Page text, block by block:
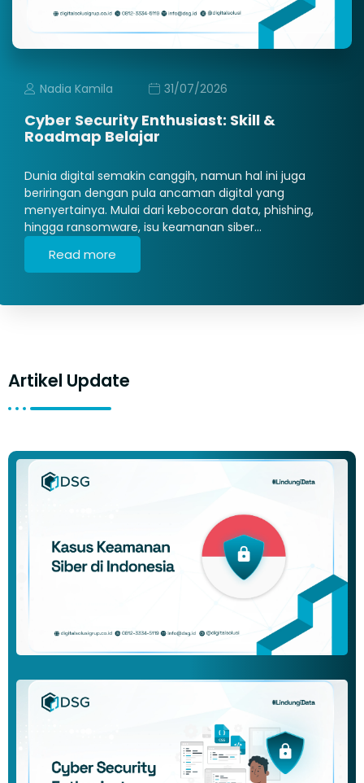
Nadia Kamila 31/07/2026
Cyber Security Enthusiast: Skill &
Roadmap Belajar
Dunia digital semakin canggih, namun hal ini juga
beriringan dengan pula ancaman digital yang
menyertainya. Mulai dari kebocoran data, phishing,
hingga ransomware, isu keamanan siber…
Read more
Artikel Update